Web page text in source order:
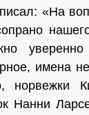
«На
имена
норвежки
Нанни